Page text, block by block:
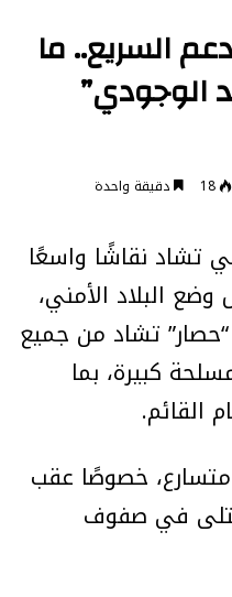
السريع.. ما
الوجودي”
18 دقيقة واحدة
تشاد نقاشًا واسعًا
البلاد الأمني،
تشاد من جميع
كبيرة، بما
القائم.
خصوصًا عقب
في صفوف